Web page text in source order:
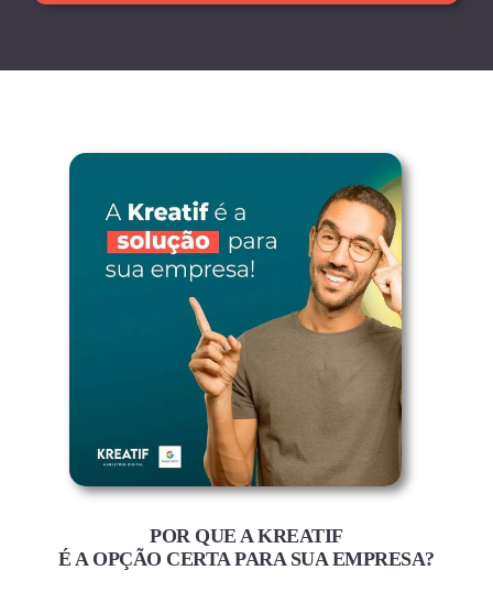
POR QUE A KREATIF
É A OPÇÃO CERTA PARA SUA EMPRESA?